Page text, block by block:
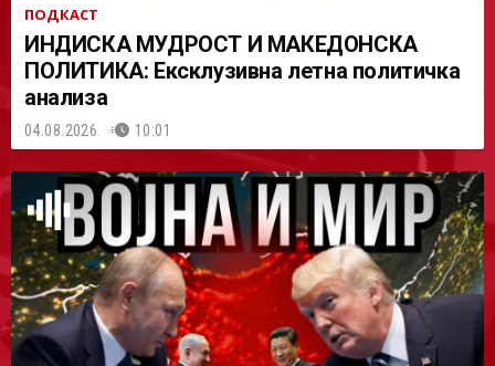
ПОДКАСТ
ИНДИСКА МУДРОСТ И МАКЕДОНСКА
ПОЛИТИКА: Ексклузивна летна политичка
анализа
04.08.2026. 10:01